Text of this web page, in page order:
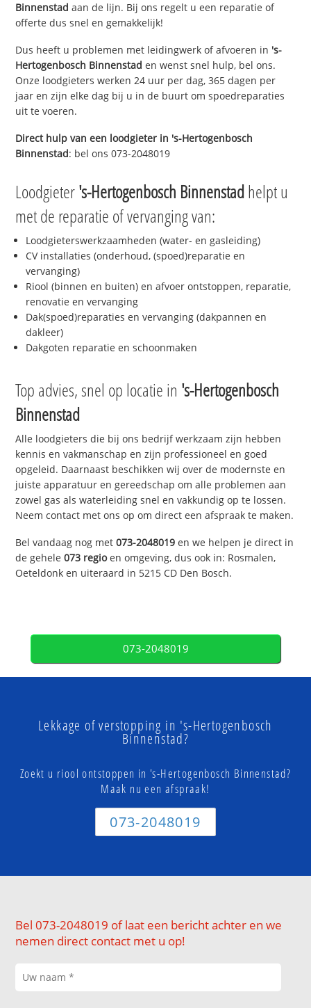
Binnenstad aan de lijn. Bij ons regelt u een reparatie of
offerte dus snel en gemakkelijk!
Dus heeft u problemen met leidingwerk of afvoeren in 's-
Hertogenbosch Binnenstad en wenst snel hulp, bel ons.
Onze loodgieters werken 24 uur per dag, 365 dagen per
jaar en zijn elke dag bij u in de buurt om spoedreparaties
uit te voeren.
Direct hulp van een loodgieter in 's-Hertogenbosch
Binnenstad: bel ons 073-2048019
Loodgieter's-Hertogenbosch Binnenstadhelpt u
met de reparatie of vervanging van:
Loodgieterswerkzaamheden (water- en gasleiding)
CV installaties (onderhoud, (spoed)reparatie en
vervanging)
Riool (binnen en buiten) en afvoer ontstoppen, reparatie,
renovatie en vervanging
Dak(spoed)reparaties en vervanging (dakpannen en
dakleer)
Dakgoten reparatie en schoonmaken
Top advies, snel op locatie in 's-Hertogenbosch
Binnenstad
Alle loodgieters die bij ons bedrijf werkzaam zijn hebben
kennis en vakmanschap en zijn professioneel en goed
opgeleid. Daarnaast beschikken wij over de modernste en
juiste apparatuur en gereedschap om alle problemen aan
zowel gas als waterleiding snel en vakkundig op te lossen.
Neem contact met ons op om direct een afspraak te maken.
Bel vandaag nog met073-2048019 en we helpen je direct in
de gehele073 regioen omgeving, dus ook in: Rosmalen,
Oeteldonk en uiteraard in 5215 CD Den Bosch.
073-2048019
Lekkage of verstopping in 's-Hertogenbosch
Binnenstad?
Zoekt u riool ontstoppen in 's-Hertogenbosch Binnenstad?
Maak nu een afspraak!
073-2048019
Bel 073-2048019 of laat een bericht achter en we
nemen direct contact met u op!